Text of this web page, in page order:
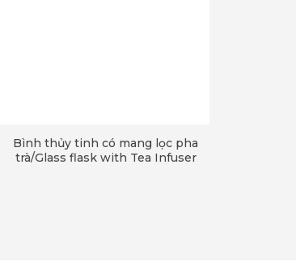
Bình thủy tinh có mang lọc pha
trà/Glass flask with Tea Infuser